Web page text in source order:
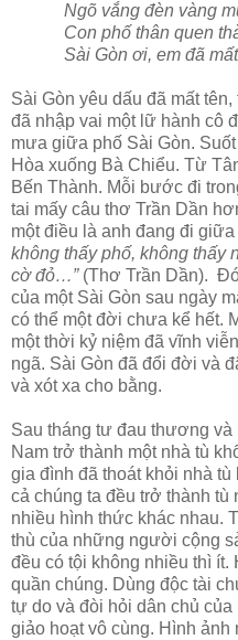
Ngõ vắng đèn vàng
Con phố thân quen
Sài Gòn ơi, em đã
Sài Gòn yêu dấu đã mất
đã nhập vai một lữ hành cô
mưa giữa phố Sài Gòn.
Hòa xuống Bà Chiểu. Từ
Bến Thành. Mỗi bước đi
tai mấy câu thơ Trần Dần
một điều là anh đang đi
không thấy phố, không thấy
cờ đỏ…” (Thơ Trần Dần).
của một Sài Gòn sau ngày
có thể một đời chưa kể hết.
một thời kỷ niệm đã vĩnh
ngã. Sài Gòn đã đổi đời và
và xót xa cho bằng.
Sau tháng tư đau thương và
Nam trở thành một nhà tù
gia đình đã thoát khỏi nhà
cả chúng ta đều trở thành
nhiều hình thức khác nhau.
thù của những người cộng
đều có tội không nhiều thì ít.
quần chúng. Dùng độc tài
tự do và đòi hỏi dân chủ
giảo hoạt vô cùng. Hình